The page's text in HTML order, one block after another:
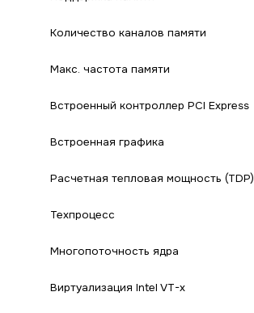
Количество каналов памяти
Макс. частота памяти
Встроенный контроллер PCI Express
Встроенная графика
Расчетная тепловая мощность (TDP)
Техпроцесс
Многопоточность ядра
Виртуализация Intel VT-x